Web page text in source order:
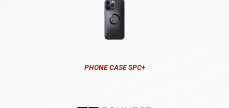
PHONE CASE SPC+